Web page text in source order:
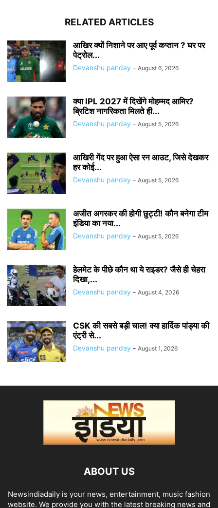
RELATED ARTICLES
आखिर क्यों निशाने पर आए पूर्व कप्तान ? घर पर
पेट्रोल...
Devanshu panday - August 6, 2026
क्या IPL 2027 में दिखेंगे मोहम्मद आमिर?
ब्रिटिश नागरिकता मिलते ही...
Devanshu panday - August 5, 2026
आखिरी गेंद पर हुआ ऐसा रन आउट, जिसे देखकर
हर कोई...
Devanshu panday - August 5, 2026
अजीत अगरकर की होगी छुट्टी! कौन बनेगा टीम
इंडिया का नया...
Devanshu panday - August 5, 2026
हेलमेट के पीछे कौन था ये राइडर? जैसे ही चेहरा
दिखा,...
Devanshu panday - August 4, 2026
CSK की सबसे बड़ी चाल! क्या हार्दिक पांड्या की
एंट्री से...
Devanshu panday - August 1, 2026
ABOUT US
Newsindiadaily is your news, entertainment, music fashion
website. We provide you with the latest breaking news and